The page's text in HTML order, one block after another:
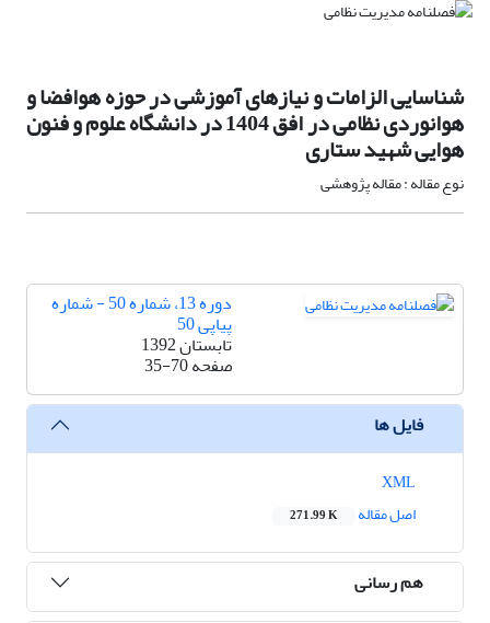
شناسایی الزامات و نیازهای آموزشی در حوزه هوافضا و
هوانوردی نظامی در افق 1404 در دانشگاه علوم و فنون
هوایی شهید ستاری
نوع مقاله : مقاله پژوهشی
دوره 13، شماره 50 - شماره
پیاپی 50
تابستان 1392
صفحه35-70
فایل ها
اصل مقاله
271.99 K
هم رسانی